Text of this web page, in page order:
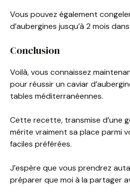
Vous pouvez également
d’aubergines jusqu’à 2 mois
Conclusion
Voilà, vous connaissez
pour réussir un caviar
tables méditerranéennes.
Cette recette, transmise d’une
mérite vraiment sa place parmi
faciles préférées.
J’espère que vous prendrez
préparer que moi à la partager